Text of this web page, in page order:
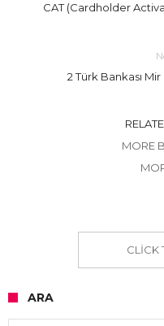
CAT (Cardholder
2 Türk Bankası
MORE
CLICK
ARA
Arama: